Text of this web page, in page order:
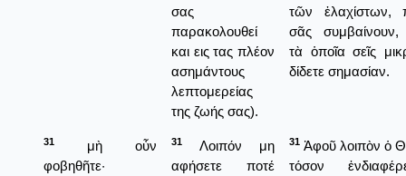
σας
παρακολουθεί
και εις τας πλέον
ασημάντους
λεπτομερείας
της ζωής σας).
τῶν ἐλαχίστων,
σᾶς συμβαίνουν,
τὰ ὁποῖα σεῖς
δίδετε σημασίαν.
31
μὴ οὖν
φοβηθῆτε·
31
Λοιπόν μη
αφήσετε ποτέ
31 Ἀφοῦ λοιπὸν ὁ
τόσον